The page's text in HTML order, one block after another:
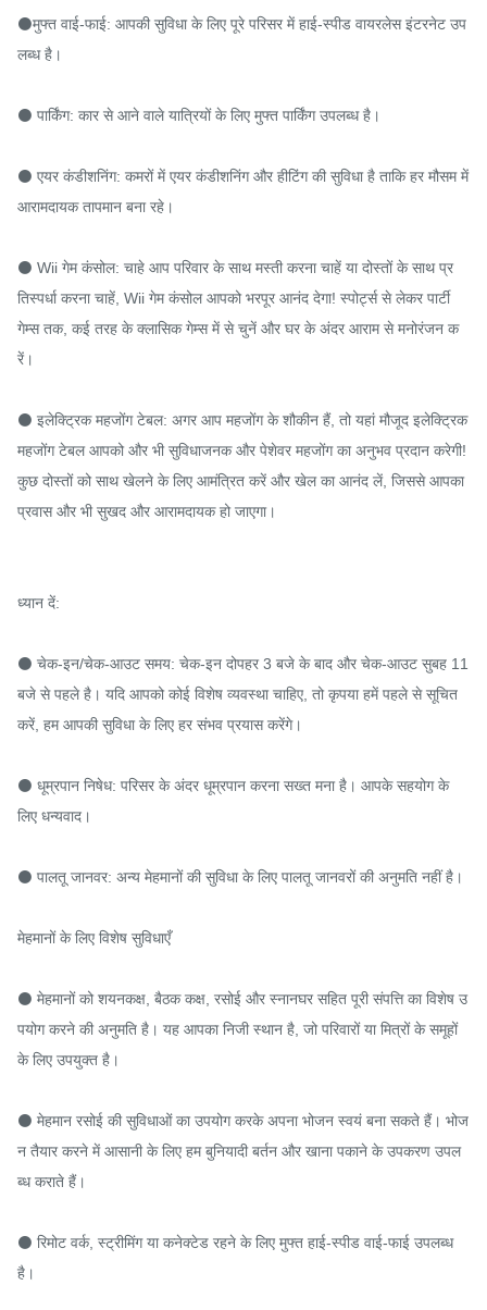
⚫मुफ्त वाई-फाई: आपकी सुविधा के लिए पूरे परिसर में हाई-स्पीड वायरलेस इंटरनेट उप
लब्ध है।
⚫ पार्किंग: कार से आने वाले यात्रियों के लिए मुफ्त पार्किंग उपलब्ध है।
⚫ एयर कंडीशनिंग: कमरों में एयर कंडीशनिंग और हीटिंग की सुविधा है ताकि हर मौसम में
आरामदायक तापमान बना रहे।
⚫ Wii गेम कंसोल: चाहे आप परिवार के साथ मस्ती करना चाहें या दोस्तों के साथ प्र
तिस्पर्धा करना चाहें, Wii गेम कंसोल आपको भरपूर आनंद देगा! स्पोर्ट्स से लेकर पार्टी
गेम्स तक, कई तरह के क्लासिक गेम्स में से चुनें और घर के अंदर आराम से मनोरंजन क
रें।
⚫ इलेक्ट्रिक महजोंग टेबल: अगर आप महजोंग के शौकीन हैं, तो यहां मौजूद इलेक्ट्रिक
महजोंग टेबल आपको और भी सुविधाजनक और पेशेवर महजोंग का अनुभव प्रदान करेगी!
कुछ दोस्तों को साथ खेलने के लिए आमंत्रित करें और खेल का आनंद लें, जिससे आपका
प्रवास और भी सुखद और आरामदायक हो जाएगा।
ध्यान दें:
⚫ चेक-इन/चेक-आउट समय: चेक-इन दोपहर 3 बजे के बाद और चेक-आउट सुबह 11
बजे से पहले है। यदि आपको कोई विशेष व्यवस्था चाहिए, तो कृपया हमें पहले से सूचित
करें, हम आपकी सुविधा के लिए हर संभव प्रयास करेंगे।
⚫ धूम्रपान निषेध: परिसर के अंदर धूम्रपान करना सख्त मना है। आपके सहयोग के
लिए धन्यवाद।
⚫ पालतू जानवर: अन्य मेहमानों की सुविधा के लिए पालतू जानवरों की अनुमति नहीं है।
मेहमानों के लिए विशेष सुविधाएँ
⚫ मेहमानों को शयनकक्ष, बैठक कक्ष, रसोई और स्नानघर सहित पूरी संपत्ति का विशेष उ
पयोग करने की अनुमति है। यह आपका निजी स्थान है, जो परिवारों या मित्रों के समूहों
के लिए उपयुक्त है।
⚫ मेहमान रसोई की सुविधाओं का उपयोग करके अपना भोजन स्वयं बना सकते हैं। भोज
न तैयार करने में आसानी के लिए हम बुनियादी बर्तन और खाना पकाने के उपकरण उपल
ब्ध कराते हैं।
⚫ रिमोट वर्क, स्ट्रीमिंग या कनेक्टेड रहने के लिए मुफ्त हाई-स्पीड वाई-फाई उपलब्ध
है।